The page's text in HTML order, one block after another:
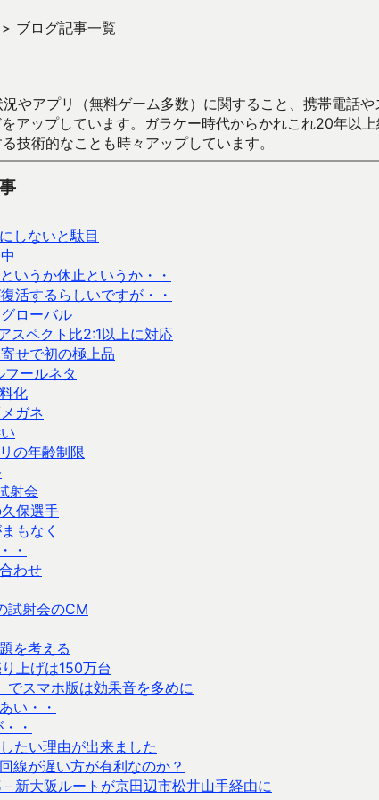
> ブログ記事一覧
やアプリ（無料ゲーム多数）に関すること、携帯電
アップしています。ガラケー時代からかれこれ20年
技術的なことも時々アップしています。
しないと駄目
いうか休止というか・・
活するらしいですが・・
ローバル
スペクト比2:1以上に対応
せで初の極上品
ールネタ
化
ガネ
の年齢制限
射会
保選手
もなく
・
わせ
試射会のCM
を考える
上げは150万台
でスマホ版は効果音を多めに
い・・
・
たい理由が出来ました
線が遅い方が有利なのか？
新大阪ルートが京田辺市松井山手経由に